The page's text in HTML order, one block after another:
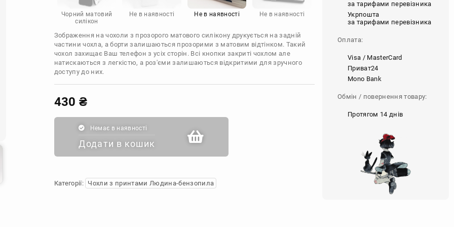
Motorola
Чорний матовий
силікон
Не в наявності Не в наявності Не в наявності
Зображення на чохоли з прозорого матового силікону друкується на задній
частини чохла, а борти залишаються прозорими з матовим відтінком. Такий
чохол захищає Ваш телефон з усіх сторін. Всі кнопки закриті чохлом але
натискаються з легкістю, а роз'єми залишаються відкритими для зручного
доступу до них.
430 ₴
Немає в наявності
Додати в кошик
Категорії: Чохли з принтами Людина-бензопила
за тарифами перевізника
Укрпошта
за тарифами перевізника
Оплата:
Visa / MasterCard
Приват24
Mono Bank
Обмін / повернення товару:
Протягом 14 днів